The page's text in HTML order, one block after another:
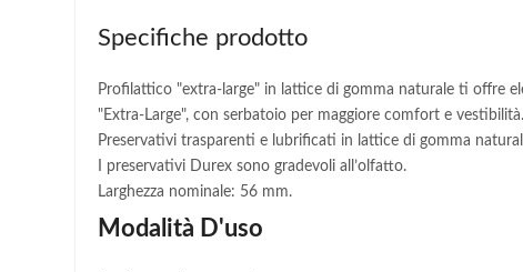
Specifiche prodotto
Profilattico "extra-large" in lattice di gomma naturale ti offre
"Extra-Large", con serbatoio per maggiore comfort e vestibilità.
Preservativi trasparenti e lubrificati in lattice di gomma
I preservativi Durex sono gradevoli all’olfatto.
Larghezza nominale: 56 mm.
Modalità D'uso